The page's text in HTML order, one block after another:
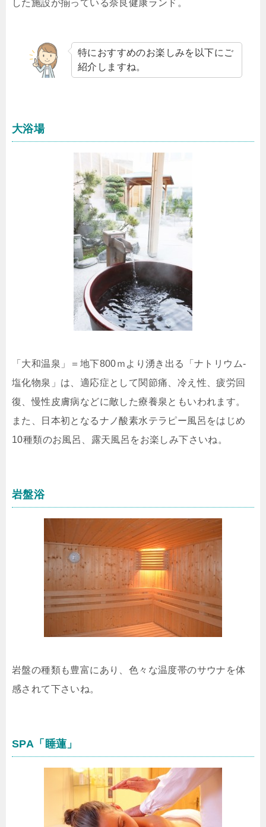
した施設が揃っている奈良健康ランド。
特におすすめのお楽しみを以下にご
紹介しますね。
大浴場
「大和温泉」＝地下800ｍより湧き出る「ナトリウム-
塩化物泉」は、適応症として関節痛、冷え性、疲労回
復、慢性皮膚病などに敵した療養泉ともいわれます。
また、日本初となるナノ酸素水テラピー風呂をはじめ
10種類のお風呂、露天風呂をお楽しみ下さいね。
岩盤浴
岩盤の種類も豊富にあり、色々な温度帯のサウナを体
感されて下さいね。
SPA「睡蓮」